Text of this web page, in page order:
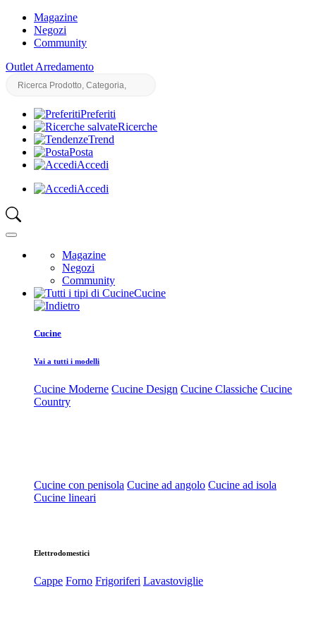
Magazine
Negozi
Community
Outlet Arredamento
Preferiti
Ricerche
Trend
Posta
Accedi
Accedi
Magazine
Negozi
Community
Cucine
Cucine
Vai a tutti i modelli
Cucine Moderne Cucine Design Cucine Classiche Cucine
Country
Cucine con penisola Cucine ad angolo Cucine ad isola
Cucine lineari
Elettrodomestici
Cappe Forno Frigoriferi Lavastoviglie